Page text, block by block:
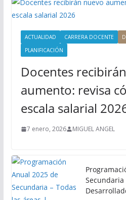
ACTUALIDAD CARRERA DOCENTE
PLANIFICACIÓN
Docentes
aumento: revisa
escala salarial
7 enero, 2026 MIGUEL ANGEL
Secundaria